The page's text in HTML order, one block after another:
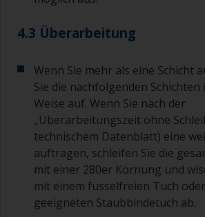
4.3 Überarbeitung
Wenn Sie mehr als eine Schicht
Sie die nachfolgenden
Weise auf. Wenn Sie nach der
„Überarbeitungszeit ohne
technischem Datenblatt) eine
auftragen, schleifen Sie die
mit einer 280er Körnung und
mit einem fusselfreien Tuch
geeigneten Staubbindetuch ab.